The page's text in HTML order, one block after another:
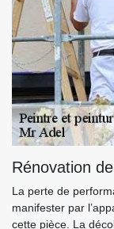
Rénovation
La perte de
manifester par
cette pièce. La